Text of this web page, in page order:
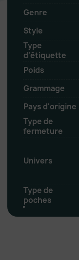
Genre
Style
Type
d'étiquette
Poids
Grammage
Pays d'origine
Type de
fermeture
Univers
Type de
poches